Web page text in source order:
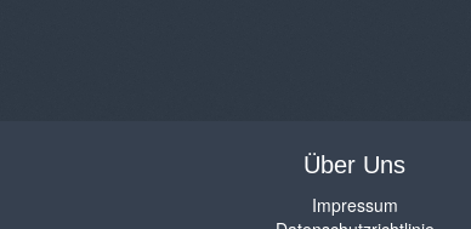
Über Uns
Impressum